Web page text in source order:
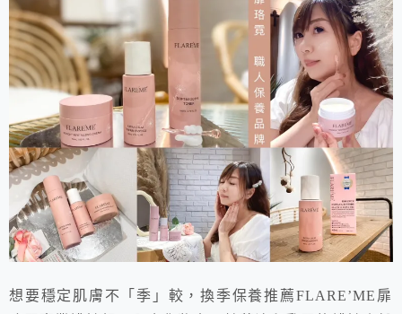
想要穩定肌膚不「季」較，換季保養推薦FLARE’ME扉